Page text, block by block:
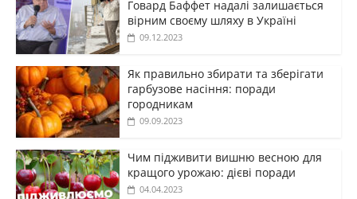
Говард Баффет надалі залишається
вірним своєму шляху в Україні
09.12.2023
Як правильно збирати та зберігати
гарбузове насіння: поради
городникам
09.09.2023
Чим підживити вишню весною для
кращого урожаю: дієві поради
04.04.2023